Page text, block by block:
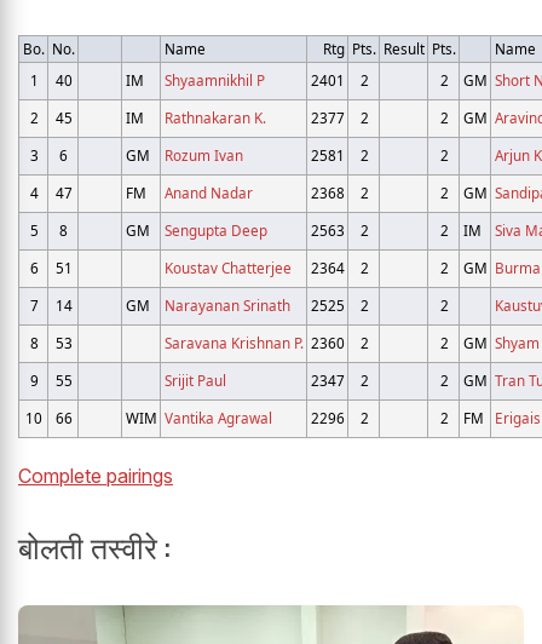
Bo. No. Name Rtg Pts. Result Pts.
Name
1
40 IM Shyaamnikhil P 2401 2 2 GM Short
2
45 IM Rathnakaran K. 2377 2 2 GM
3
6 GM Rozum Ivan 2581 2 2
Arjun
4
47 FM Anand Nadar 2368 2 2 GM
5
8 GM Sengupta Deep 2563 2 2 IM
Siva
6
51 Koustav Chatterjee 2364 2 2 GM
7
14 GM Narayanan Srinath 2525 2 2
8
53 Saravana Krishnan P. 2360 2 2 GM
9
55 Srijit Paul 2347 2 2 GM Tran
10
66 WIM Vantika Agrawal 2296 2 2 FM
Complete pairings
बोलती तस्वीरे :